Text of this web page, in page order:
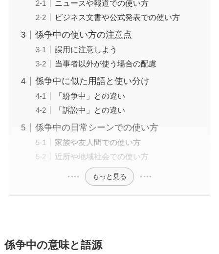
ニュースや報道での使い方
ビジネス文書や公式発表での使い方
係争中の使い方の注意点
誤用に注意しよう
当事者以外が使う場合の配慮
係争中に似た用語と使い分け
「紛争中」との違い
「訴訟中」との違い
係争中の日常シーンでの使い方
家族や友人間での使い方
近所や地域社会での使い方
もっと見る
係争中の意味と語源